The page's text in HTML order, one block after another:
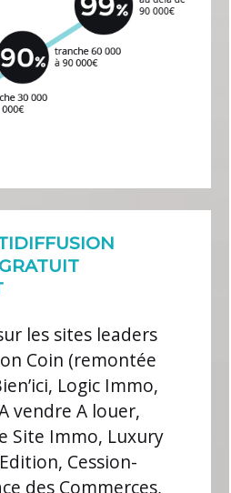
les sites leaders
Coin (remontée
Logic Immo,
vendre A louer,
Site Immo, Luxury
Cession-
des Commerces,